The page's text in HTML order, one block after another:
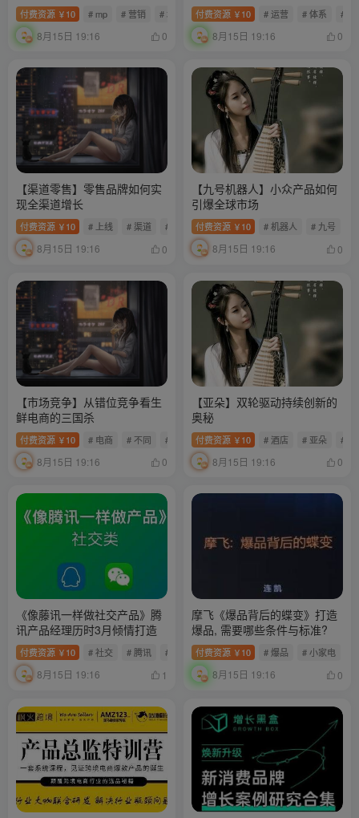
付费资源 ￥ 10 # mp # 营销 # 增长
8月15日 19:16 0
付费资源 ￥ 10 # 运营 # 体系 # tob
8月15日 19:16 0
【渠道零售】零售品牌如何实
现全渠道增长
付费资源 ￥ 10 # 上线 # 渠道 # 零售
8月15日 19:16 0
【九号机器人】小众产品如何
引爆全球市场
付费资源 ￥ 10 # 机器人 # 九号
8月15日 19:16 0
【市场竞争】从错位竞争看生
鲜电商的三国杀
付费资源 ￥ 10 # 电商 # 不同 # 错位
8月15日 19:16 0
【亚朵】双轮驱动持续创新的
奥秘
付费资源 ￥ 10 # 酒店 # 亚朵 # 奥
8月15日 19:16 0
《像藤讯一样做社交产品》腾
讯产品经理历时3月倾情打造
付费资源 ￥ 10 # 社交 # 腾讯 # 类产品
8月15日 19:16 1
摩飞《爆品背后的蝶变》打造
爆品, 需要哪些条件与标准?
付费资源 ￥ 10 # 爆品 # 小家电
8月15日 19:16 0